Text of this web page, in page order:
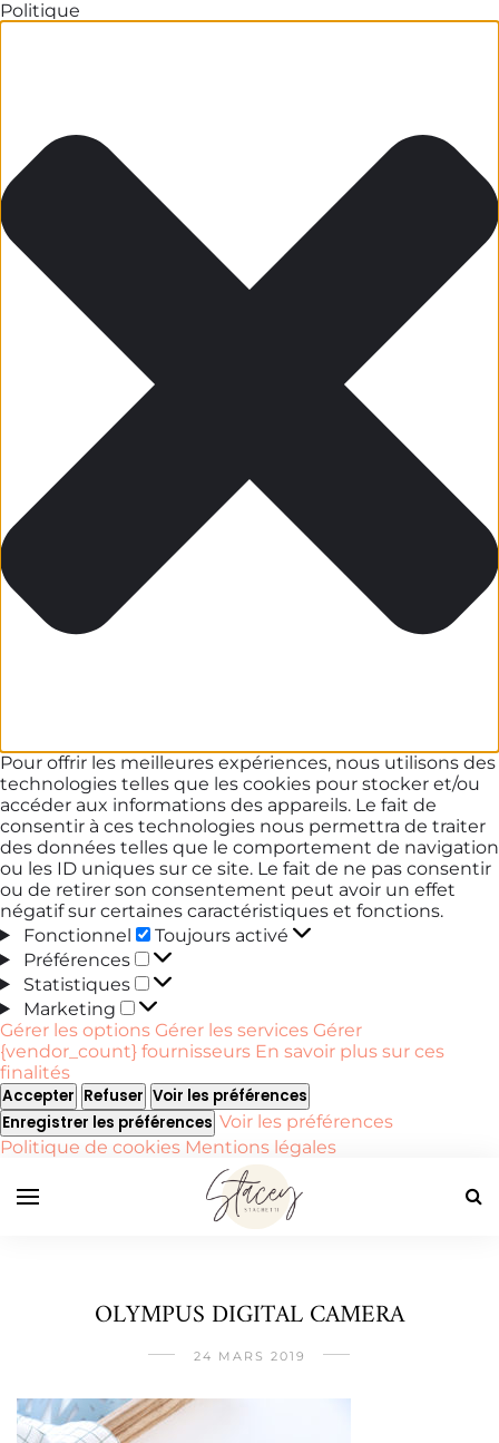
Politique
Pour offrir les meilleures expériences, nous utilisons des
technologies telles que les cookies pour stocker et/ou
accéder aux informations des appareils. Le fait de
consentir à ces technologies nous permettra de traiter
des données telles que le comportement de navigation
ou les ID uniques sur ce site. Le fait de ne pas consentir
ou de retirer son consentement peut avoir un effet
négatif sur certaines caractéristiques et fonctions.
Fonctionnel
Fonctionnel
Toujours activé
Préférences
Préférences
Statistiques
Statistiques
Marketing
Marketing
Gérer les options Gérer les services Gérer
{vendor_count} fournisseurs En savoir plus sur ces
finalités
Accepter Refuser Voir les préférences
Enregistrer les préférences Voir les préférences
Politique de cookies Mentions légales
OLYMPUS DIGITAL CAMERA
24 MARS 2019